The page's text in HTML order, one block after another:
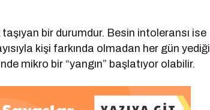
bir durumdur. Besin intoleransı ise
kişi farkında olmadan her gün yediği
mikro bir “yangın” başlatıyor olabilir.